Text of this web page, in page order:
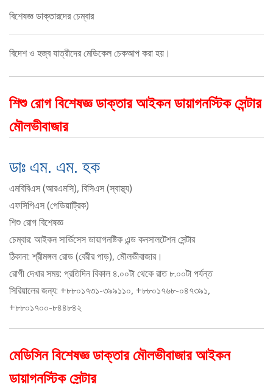
বিশেষজ্ঞ ডাক্তারদের চেম্বার
বিদেশ ও হজ্ব যাত্রীদের মেডিকেল চেকআপ করা হয়।
শিশু রোগ বিশেষজ্ঞ ডাক্তার আইকন ডায়াগনস্টিক সেন্টার
মৌলভীবাজার
ডাঃ এম. এম. হক
এমবিবিএস (আরএমসি), বিসিএস (স্বাস্থ্য)
এফসিপিএস (পেডিয়াট্রিক)
শিশু রোগ বিশেষজ্ঞ
চেম্বার: আইকন সার্ভিসেস ডায়াগনষ্টিক এন্ড কনসালটেশন সেন্টার
ঠিকানা: শ্রীমঙ্গল রোড (বেরীর পাড়), মৌলভীবাজার।
রোগী দেখার সময়: প্রতিদিন বিকাল ৪.০০টা থেকে রাত ৮.০০টা পর্যন্ত
সিরিয়ালের জন্য: +৮৮০১৭৩১-৩৯৯১১০, +৮৮০১৭৬৮-০৪৭৩৯১,
+৮৮০১৭০০-৮৪৪৮৪২
মেডিসিন বিশেষজ্ঞ ডাক্তার মৌলভীবাজার আইকন
ডায়াগনস্টিক সেন্টার